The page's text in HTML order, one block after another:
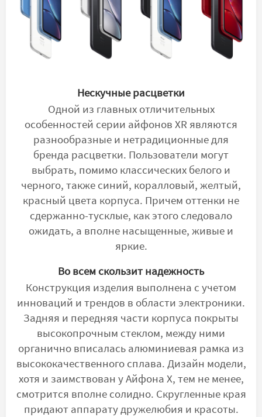
Нескучные расцветки
Одной из главных отличительных
особенностей серии айфонов XR являются
разнообразные и нетрадиционные для
бренда расцветки. Пользователи могут
выбрать, помимо классических белого и
черного, также синий, коралловый, желтый,
красный цвета корпуса. Причем оттенки не
сдержанно-тусклые, как этого следовало
ожидать, а вполне насыщенные, живые и
яркие.
Во всем скользит надежность
Конструкция изделия выполнена с учетом
инноваций и трендов в области электроники.
Задняя и передняя части корпуса покрыты
высокопрочным стеклом, между ними
органично вписалась алюминиевая рамка из
высококачественного сплава. Дизайн модели,
хотя и заимствован у Айфона X, тем не менее,
смотрится вполне солидно. Скругленные края
придают аппарату дружелюбия и красоты.